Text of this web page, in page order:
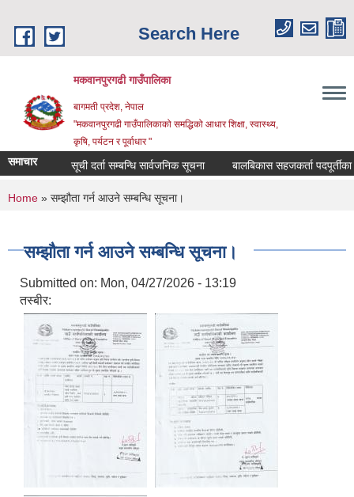
Search Here
मकवानपुरगढी गाउँपालिका
बागमती प्रदेश, नेपाल
"मकवानपुरगढी गाउँपालिकाको समद्धिको आधार शिक्षा, स्‍वास्‍थ्‍य,
कृषि, पर्यटन र पूर्वाधार "
समाचार सूची दर्ता सम्बन्धि सार्वजनिक सूचना बालबिकास सहजकर्ता पदपूर्तीका लागि
You are here
Home » सम्झौता गर्न आउने सम्बन्धि सूचना।
सम्झौता गर्न आउने सम्बन्धि सूचना।
Submitted on: Mon, 04/27/2026 - 13:19
तस्बीर: